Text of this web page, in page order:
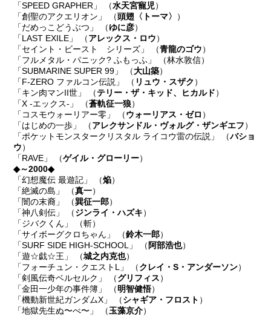
「SPEED GRAPHER」 （水天宮寵児）
「創聖のアクエリオン」 （頭翅〈トーマ〉
）
「だめっこどうぶつ」 （ゆに彦）
「LAST EXILE」 （アレックス・ロウ）
「セイント・ビースト シリーズ」 （青龍のゴウ）
「フルメタル・パニック? ふもっふ」 （林水敦信）
「SUBMARINE SUPER 99」 （大山築）
「F-ZERO ファルコン伝説」 （ リュウ・スザク ）
「キン肉マンII世」 （テリー・ザ・キッド、ヒカルド）
「X -エックス-」 （蒼軌征一狼）
「コスモウォーリアー零」 （ウォーリアス・ゼロ ）
「はじめの一歩」 （アレクサンドル・ヴォルグ・ザンギエフ）
「ポケットモンスタークリスタル ライコウ雷の伝説」 （バショ
ウ）
「RAVE」 （ゲイル・グローリー）
◆～2000◆
「幻想魔伝 最遊記」 （焔）
「絶滅の島」 （真一）
「闇の末裔」 （巽征一郎）
「神八剣伝」 （ジンライ・ハズキ）
「ジバクくん」 （斬）
「サイボーグクロちゃん」 （鈴木一郎）
「SURF SIDE HIGH-SCHOOL」 （ 阿部浩也）
「遊☆戯☆王」 （城之内克也）
「フォーチュン・クエストL」 （クレイ・S・アンダーソン）
「剣風伝奇ベルセルク」 （グリフィス）
「金田一少年の事件簿」 （明智健悟）
「機動新世紀ガンダムX」 （シャギア・フロスト ）
「地獄先生ぬ〜べ〜」 （玉藻京介）